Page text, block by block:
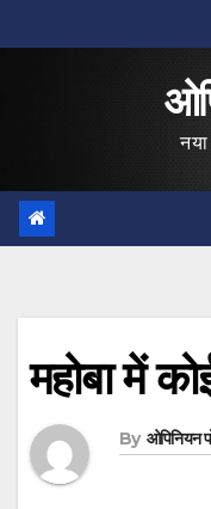
to
महोबा में
By ओपिनियन